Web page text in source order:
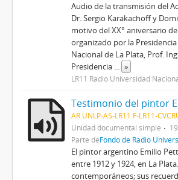
Audio de la transmisión del
Dr. Sergio Karakachoff y
motivo del XX° aniversario
organizado por la
Nacional de La Plata, Prof.
Presidencia ... »
LR11 Radio Universidad
AR UNLP-AS-LR11 F-LR11-
Unidad documental simple
Parte deFondo de Radio
El pintor argentino Emilio
entre 1912 y 1924, en La
contemporáneos; sus